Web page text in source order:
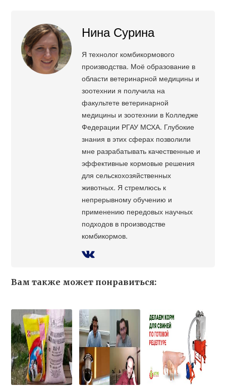
Нина Сурина
Я технолог комбикормового
производства. Моё образование в
области ветеринарной медицины и
зоотехнии я получила на
факультете ветеринарной
медицины и зоотехнии в Колледже
Федерации РГАУ МСХА. Глубокие
знания в этих сферах позволили
мне разрабатывать качественные и
эффективные кормовые решения
для сельскохозяйственных
животных. Я стремлюсь к
непрерывному обучению и
применению передовых научных
подходов в производстве
комбикормов.
Вам также может понравиться: